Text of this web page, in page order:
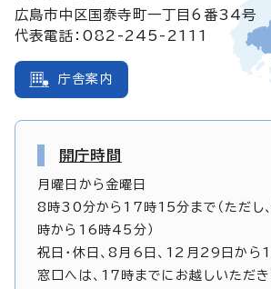
広島市中区国泰寺町一丁目6番34号
代表電話：082-245-2111
庁舎案内
開庁時間
月曜日から金曜日
8時30分から17時15分まで（ただし
時から16時45分）
祝日・休日、8月6日、12月29日から
窓口へは、17時までにお越しいただ